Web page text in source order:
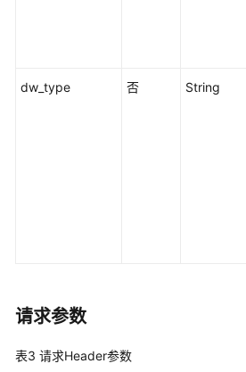
何
数
开
dw_type 否 String
请求参数
表3 请求Header参数